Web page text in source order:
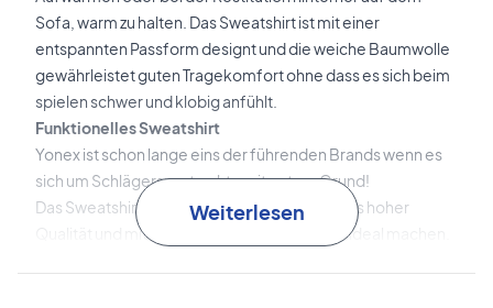
Sofa, warm zu halten. Das Sweatshirt ist mit einer
entspannten Passform designt und die weiche Baumwolle
gewährleistet guten Tragekomfort ohne dass es sich beim
spielen schwer und klobig anfühlt.
Funktionelles Sweatshirt
Yonex ist schon lange eins der führenden Brands wenn es
sich um Schlägersport geht - mit gutem Grund!
Das Sweatshirt ist in einem leichten Design aus hoher
Qualität und mit Funktionen, die es für Sport ideal machen.
Weiterlesen